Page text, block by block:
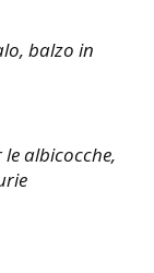
balzo in
albicocche,